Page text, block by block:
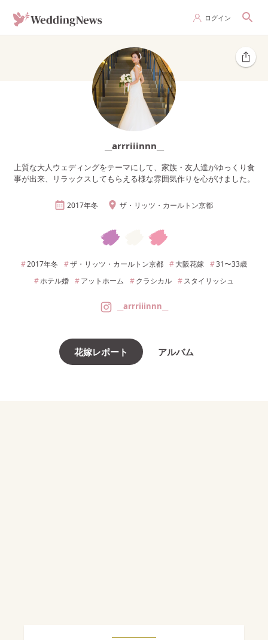
ログイン
__arrriiinnn__
上質な大人ウェディングをテーマにして、家族・友人達がゆっくり食
事が出来、リラックスしてもらえる様な雰囲気作りを心がけました。
2017年冬 ザ・リッツ・カールトン京都
2017年冬 ザ・リッツ・カールトン京都 大阪花嫁 31〜33歳
ホテル婚
アットホーム クラシカル スタイリッシュ
__arrriiinnn__
花嫁レポート アルバム